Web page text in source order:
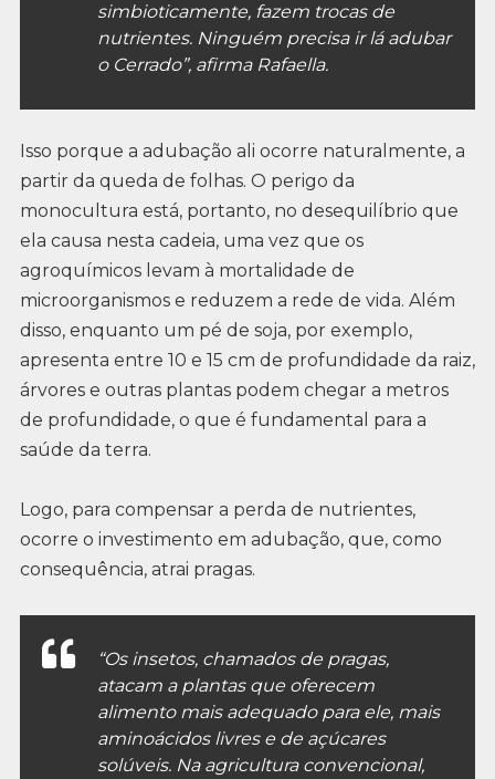
simbioticamente, fazem trocas de
nutrientes. Ninguém precisa ir lá adubar
o Cerrado”, afirma Rafaella.
Isso porque a adubação ali ocorre naturalmente, a
partir da queda de folhas. O perigo da
monocultura está, portanto, no desequilíbrio que
ela causa nesta cadeia, uma vez que os
agroquímicos levam à mortalidade de
microorganismos e reduzem a rede de vida. Além
disso, enquanto um pé de soja, por exemplo,
apresenta entre 10 e 15 cm de profundidade da raiz,
árvores e outras plantas podem chegar a metros
de profundidade, o que é fundamental para a
saúde da terra.
Logo, para compensar a perda de nutrientes,
ocorre o investimento em adubação, que, como
consequência, atrai pragas.
“Os insetos, chamados de pragas,
atacam a plantas que oferecem
alimento mais adequado para ele, mais
aminoácidos livres e de açúcares
solúveis. Na agricultura convencional,